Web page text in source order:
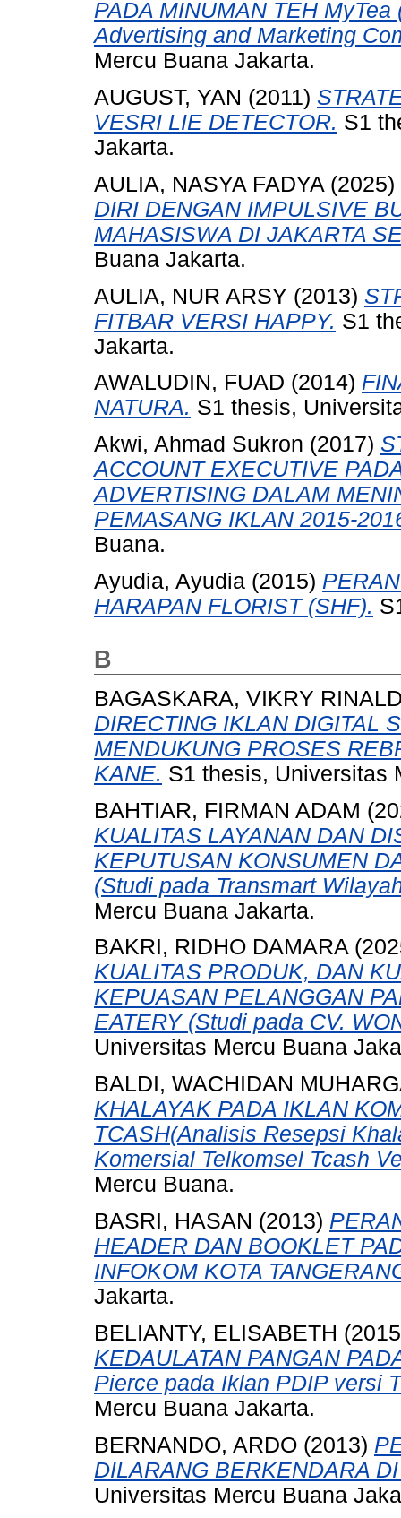
PADA MINUMAN TEH
Advertising and Marketing
Mercu Buana Jakarta.
AUGUST, YAN (2011)
VESRI LIE DETECTOR. S1
Jakarta.
AULIA, NASYA FADYA (2025)
DIRI DENGAN IMPULSIVE
MAHASISWA DI JAKARTA
Buana Jakarta.
AULIA, NUR ARSY (2013)
FITBAR VERSI HAPPY. S1
Jakarta.
AWALUDIN, FUAD (2014)
NATURA. S1 thesis,
Akwi, Ahmad Sukron (2017)
ACCOUNT EXECUTIVE
ADVERTISING DALAM
PEMASANG IKLAN 2015-
Buana.
Ayudia, Ayudia (2015)
HARAPAN FLORIST (SHF).
B
BAGASKARA, VIKRY
DIRECTING IKLAN DIGITAL
MENDUKUNG PROSES
KANE. S1 thesis, Universitas
BAHTIAR, FIRMAN ADAM
KUALITAS LAYANAN DAN
KEPUTUSAN KONSUMEN
(Studi pada Transmart
Mercu Buana Jakarta.
BAKRI, RIDHO DAMARA
KUALITAS PRODUK, DAN
KEPUASAN PELANGGAN
EATERY (Studi pada CV.
Universitas Mercu Buana
BALDI, WACHIDAN
KHALAYAK PADA IKLAN
TCASH(Analisis Resepsi
Komersial Telkomsel Tcash
Mercu Buana.
BASRI, HASAN (2013)
HEADER DAN BOOKLET
INFOKOM KOTA
Jakarta.
BELIANTY, ELISABETH
KEDAULATAN PANGAN
Pierce pada Iklan PDIP versi
Mercu Buana Jakarta.
BERNANDO, ARDO (2013)
DILARANG BERKENDARA
Universitas Mercu Buana